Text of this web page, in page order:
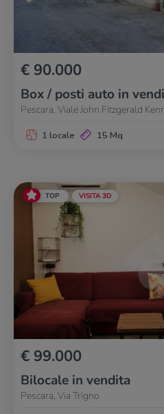
€ 90.000
Box / posti auto in
Pescara, Viale John Fitzgerald
1 locale 15 Mq
TOP VISITA 3D
€ 99.000
Bilocale in vendita
Pescara, Via Trigno